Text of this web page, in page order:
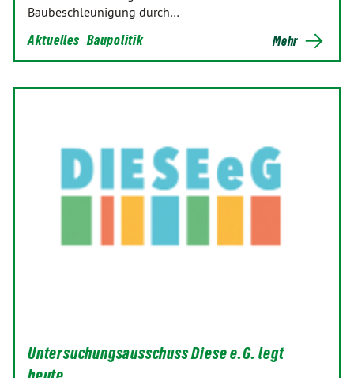
Baubeschleunigung durch…
Aktuelles Baupolitik Mehr
Untersuchungsausschuss Diese e.G. legt